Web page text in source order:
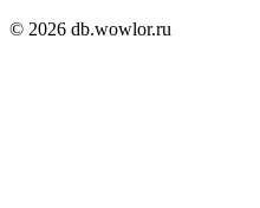
© 2026 db.wowlor.ru